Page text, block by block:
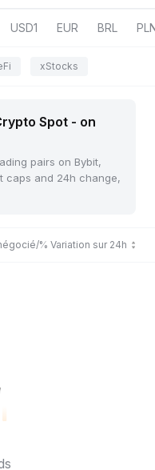
USD1 EUR BRL
xStocks
Spot - on
pairs on Bybit,
caps and 24h change,
% Variation sur 24h